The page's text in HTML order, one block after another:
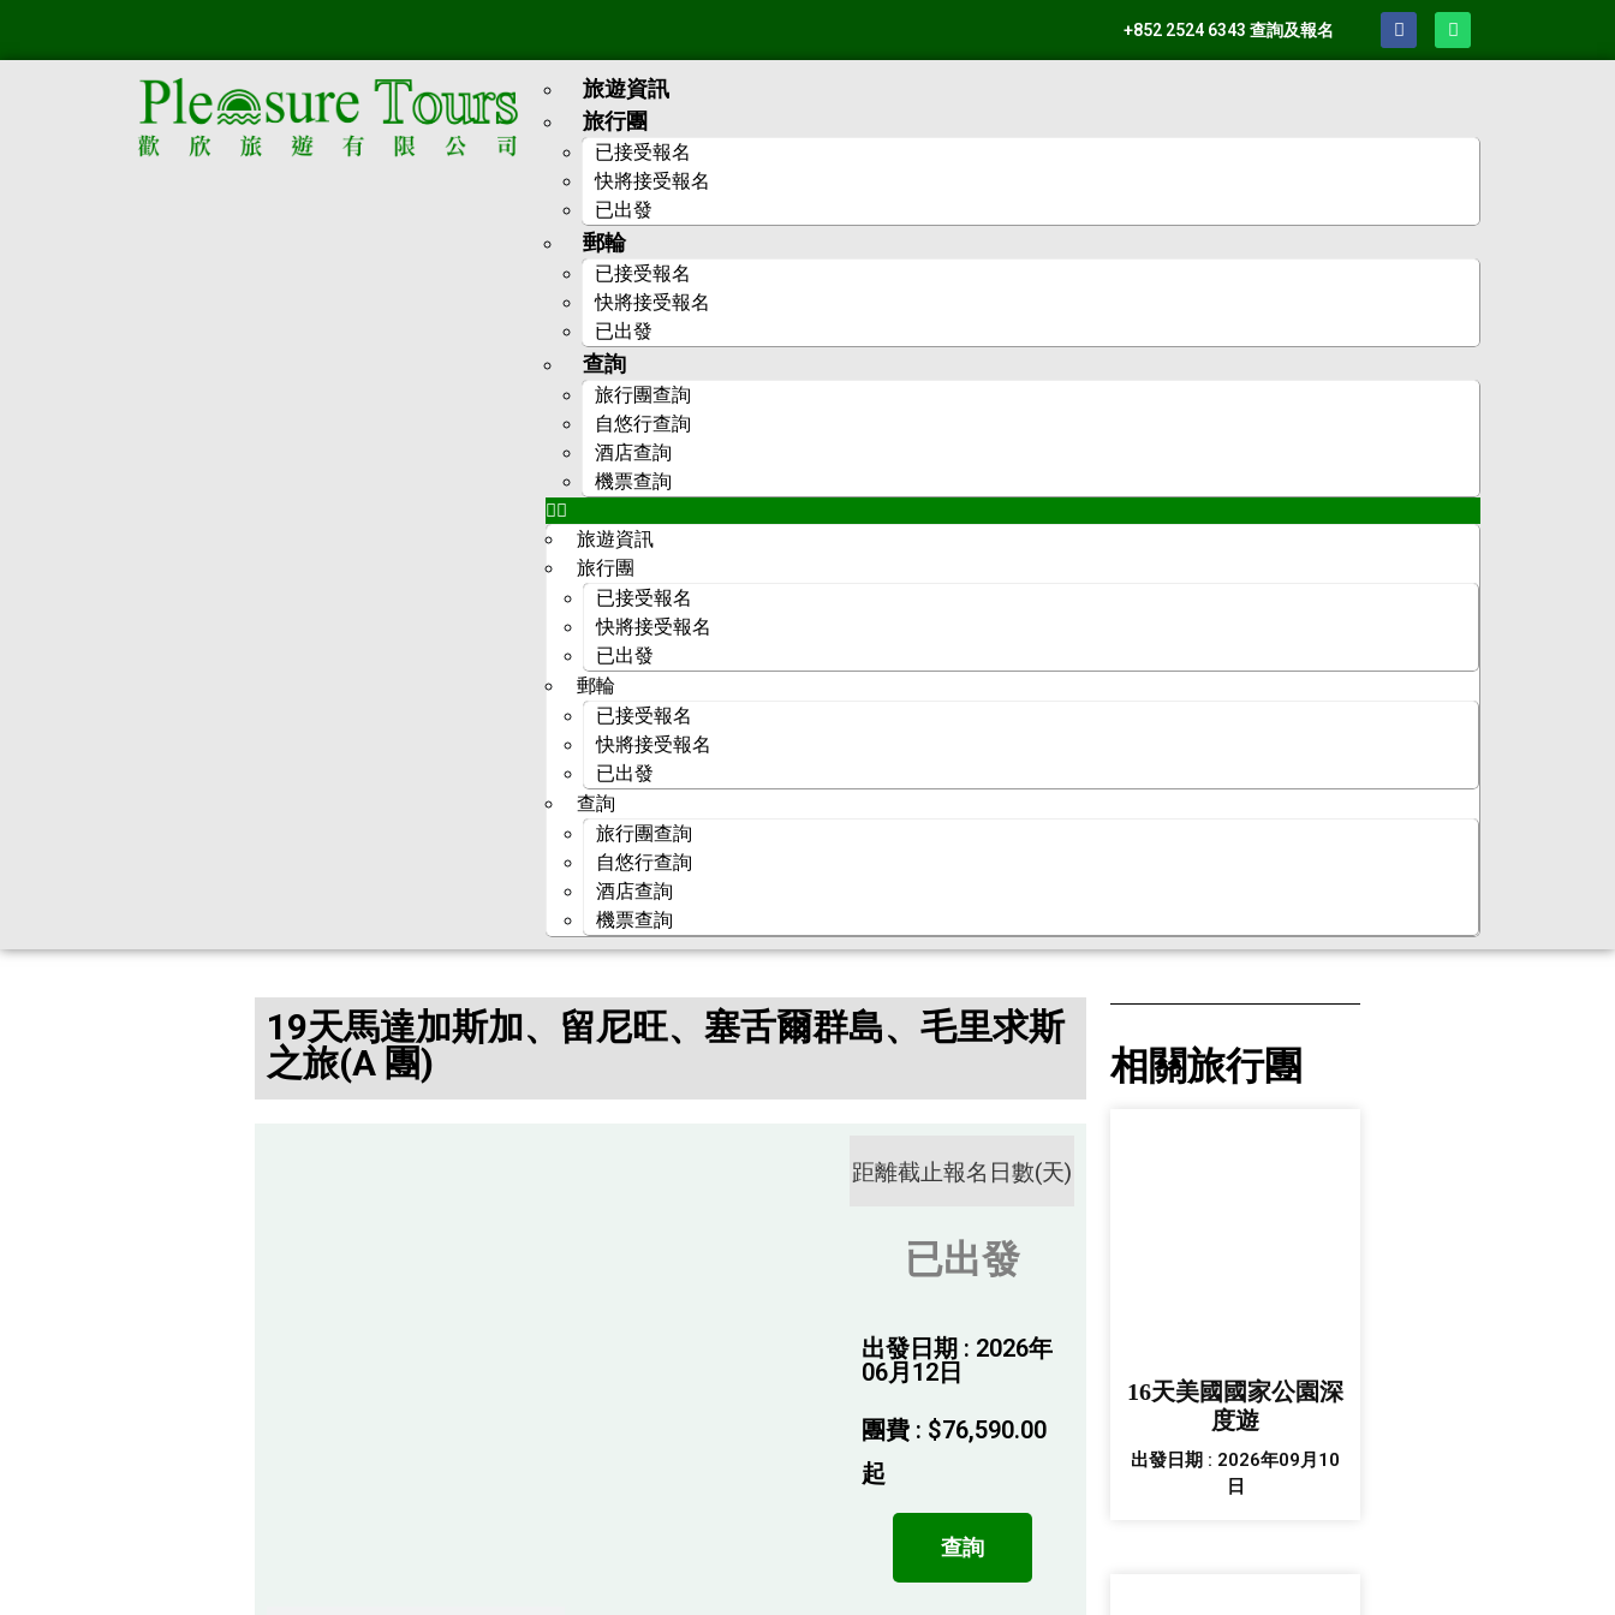
+852 2524 6343 查詢及報名
旅遊資訊
旅行團
已接受報名
快將接受報名
已出發
郵輪
已接受報名
快將接受報名
已出發
查詢
旅行團查詢
自悠行查詢
酒店查詢
機票查詢
旅遊資訊
旅行團
已接受報名
快將接受報名
已出發
郵輪
已接受報名
快將接受報名
已出發
查詢
旅行團查詢
自悠行查詢
酒店查詢
機票查詢
19天馬達加斯加、留尼旺、塞舌爾群島、毛里求斯
之旅(A 團)
距離截止報名日數(天)
已出發
出發日期 : 2026年
06月12日
團費 : $76,590.00
起
查詢
相關旅行團
16天美國國家公園深
度遊
出發日期 : 2026年09月10
日